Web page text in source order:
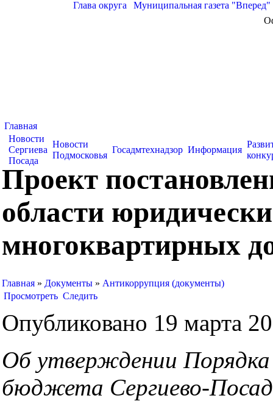
Глава округа Муниципальная газета "Вперед"
Главная
Новости
Сергиева
Посада
Новости
Подмосковья
Госадмтехнадзор Информация
Проект
области
многоквартирных
Главная » Документы » Антикоррупция (документы)
Просмотреть Следить
Опубликовано 19 марта
Об утверждении Порядка
бюджета Сергиево-